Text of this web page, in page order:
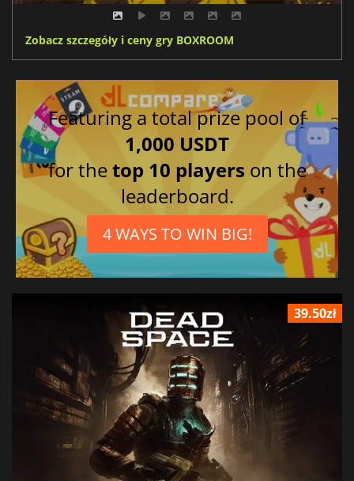
Zobacz szczegóły i ceny gry BOXROOM
Featuring a total prize pool of
1,000 USDT
for thetop 10 players on the
leaderboard.
4 WAYS TO WIN BIG!
39.50zł